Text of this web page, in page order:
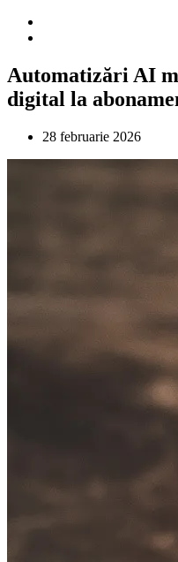
Automatizări AI
digital la
28 februarie 2026